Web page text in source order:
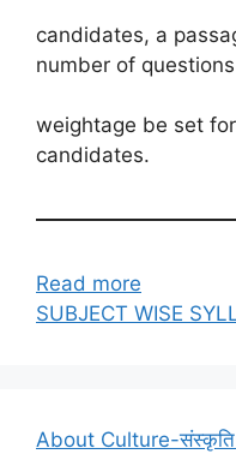
candidates, a
number of
weightage be set
candidates.
Read more
Syllabus
SUBJECT WISE
About Culture-संस्कृति